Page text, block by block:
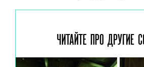
ЧИТАЙТЕ ПРО ДРУГИЕ